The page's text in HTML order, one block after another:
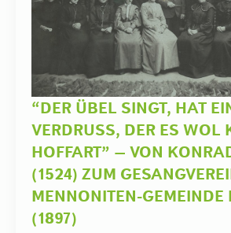
“DER ÜBEL SINGT, HAT
VERDRUSS, DER ES WOL
HOFFART” – VON
(1524) ZUM
MENNONITEN-GEMEINDE
(1897)